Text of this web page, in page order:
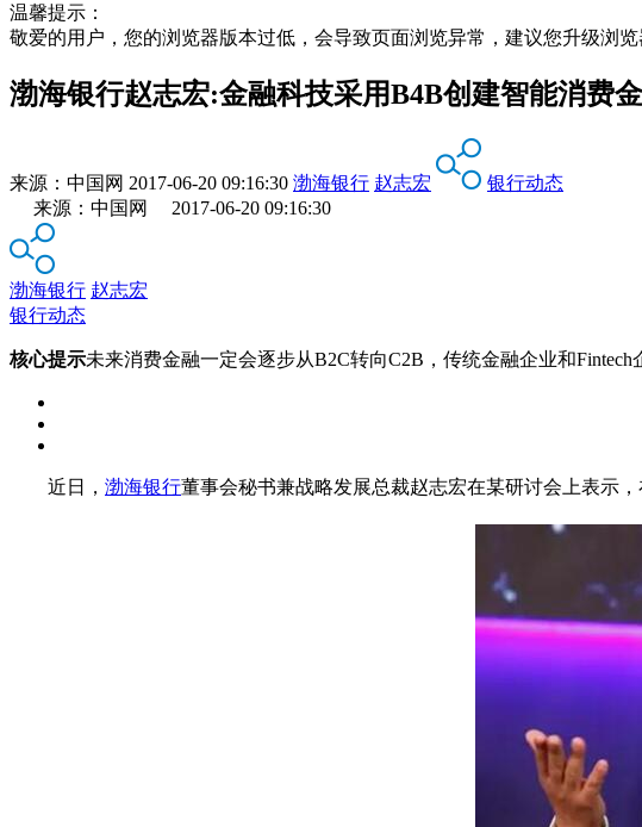
温馨提示：
敬爱的用户，您的浏览器版本过低，会导致页面浏览异常，建议您升级浏览
渤海银行赵志宏:金融科技采用B4B创建智能消费
来源： 中国网 2017-06-20 09:16:30 渤海银行 赵志宏
银行动态
来源：中国网 2017-06-20 09:16:30
渤海银行 赵志宏
银行动态
核心提示未来消费金融一定会逐步从B2C转向C2B，传统金融企业和
近日， 渤海银行董事会秘书兼战略发展总裁赵志宏在某研讨会上表示，